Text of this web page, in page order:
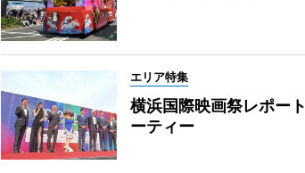
エリア特集
横浜国際映画祭レポー
ーティー